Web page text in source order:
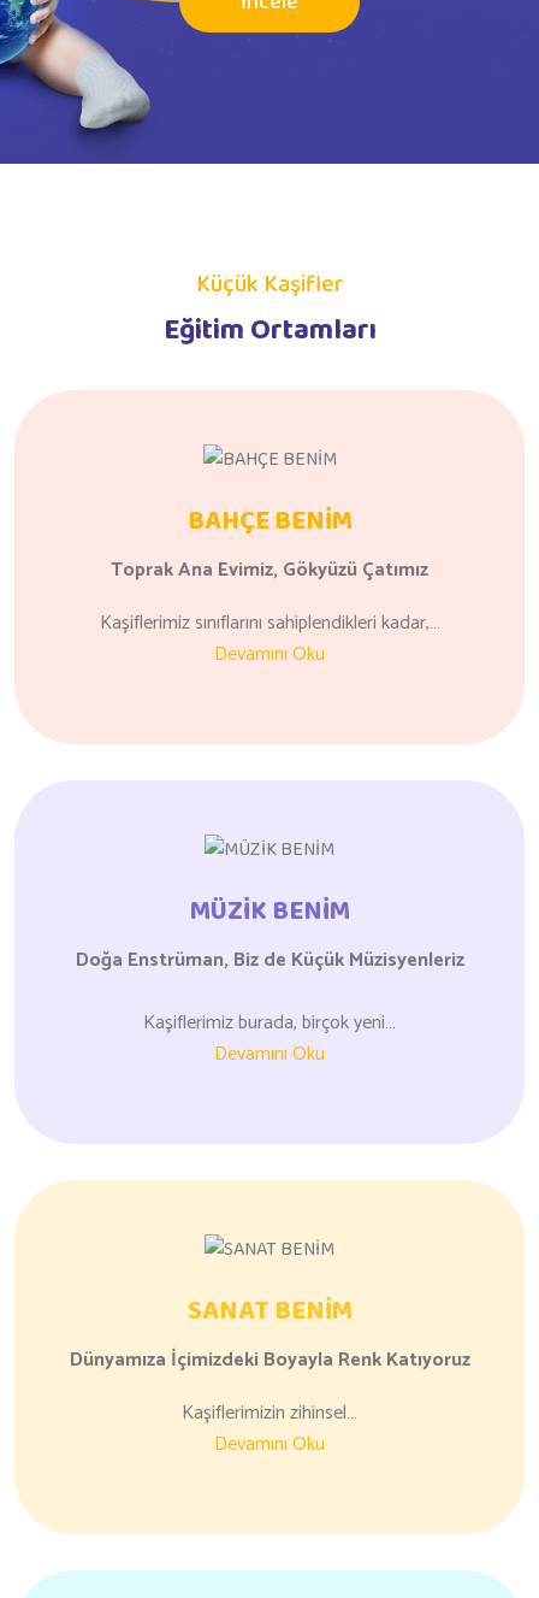
Küçük Kaşifler
Eğitim Ortamları
BAHÇE BENİM
Toprak Ana Evimiz, Gökyüzü Çatımız
Kaşiflerimiz sınıflarını sahiplendikleri kadar,…
Devamını Oku
MÜZİK BENİM
Doğa Enstrüman, Biz de Küçük Müzisyenleriz
Kaşiflerimiz burada, birçok yeni…
Devamını Oku
SANAT BENİM
Dünyamıza İçimizdeki Boyayla Renk Katıyoruz
Kaşiflerimizin zihinsel…
Devamını Oku